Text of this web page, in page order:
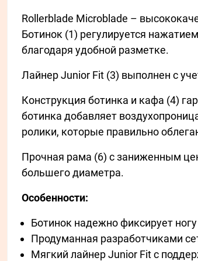
Rollerblade Microblade –
Ботинок (1) регулируется
благодаря удобной разметке.
Лайнер Junior Fit (3) выполнен с
Конструкция ботинка и кафа (4)
ботинка добавляет
ролики, которые правильно
Прочная рама (6) с заниженным
большего диаметра.
Особенности:
Ботинок надежно фиксирует
Продуманная разработчиками
Мягкий лайнер Junior Fit с